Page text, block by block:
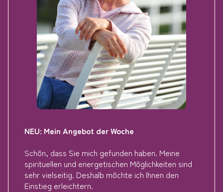
NEU: Mein Angebot der Woche
Schön, dass Sie mich gefunden haben. Meine
spirituellen und energetischen Möglichkeiten sind
sehr vielseitig. Deshalb möchte ich Ihnen den
Einstieg erleichtern.